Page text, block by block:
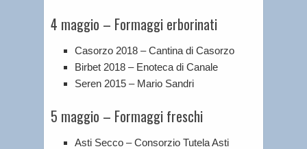
4 maggio – Formaggi erborinati
Casorzo 2018 – Cantina di Casorzo
Birbet 2018 – Enoteca di Canale
Seren 2015 – Mario Sandri
5 maggio – Formaggi freschi
Asti Secco – Consorzio Tutela Asti